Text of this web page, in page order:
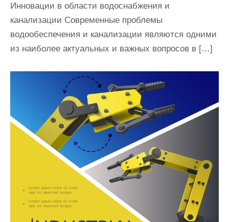
Инновации в области водоснабжения и
канализации Современные проблемы
водообеспечения и канализации являются одними
из наиболее актуальных и важных вопросов в […]